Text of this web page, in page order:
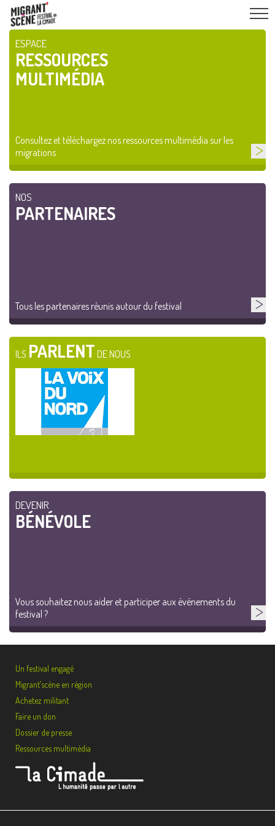
ESPACE
RESSOURCES
MULTIMÉDIA
Consultez et téléchargez nos ressources multimédia sur les
migrations
NOS
PARTENAIRES
Tous les partenaires réunis autour du festival
ILS PARLENT DE NOUS
DEVENIR
BÉNÉVOLE
Vous souhaitez nous aider et participer aux événements du
festival ?
Un festival engagé
Migrant’scène en région
Achetez militant
Faire un don
Dossier de presse
Ressources multimédia